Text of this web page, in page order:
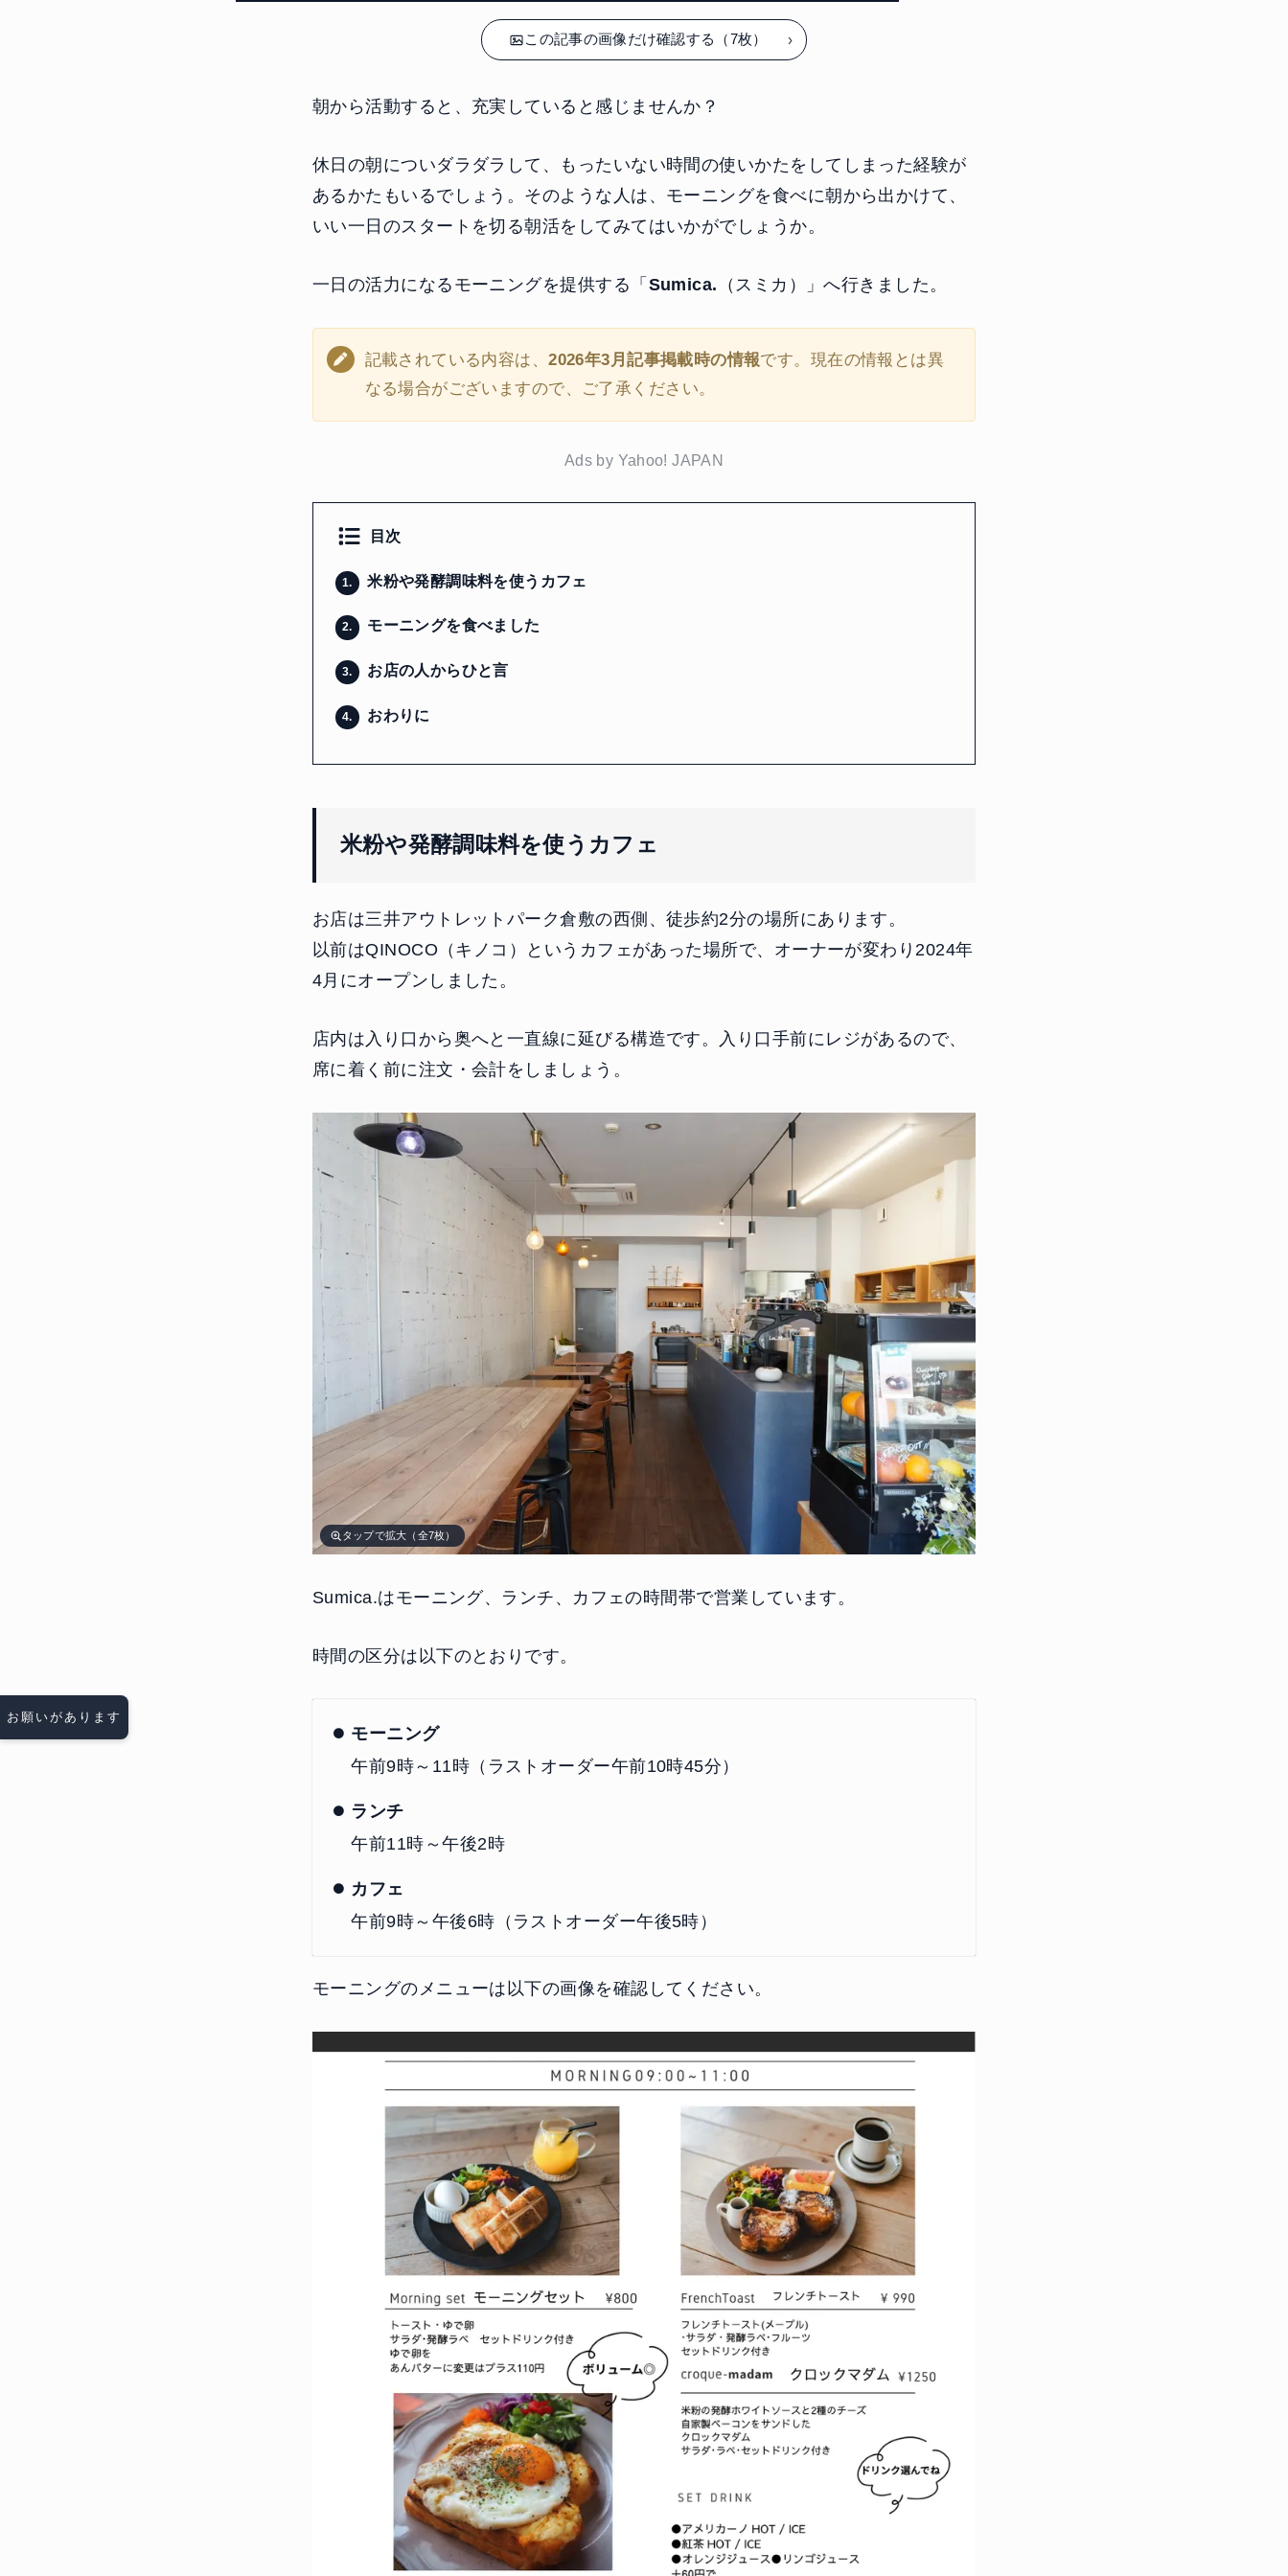
この記事の画像だけ確認する（7枚）
朝から活動すると、充実していると感じませんか？
休日の朝についダラダラして、もったいない時間の使いかたをしてしまった経験が
あるかたもいるでしょう。そのような人は、モーニングを食べに朝から出かけて、
いい一日のスタートを切る朝活をしてみてはいかがでしょうか。
一日の活力になるモーニングを提供する「 Sumica. （スミカ）」へ行きました。
記載されている内容は、2026年3月記事掲載時の情報です。現在の情報とは異
なる場合がございますので、ご了承ください。
Ads by Yahoo! JAPAN
目次
1. 米粉や発酵調味料を使うカフェ
2. モーニングを食べました
3. お店の人からひと言
4. おわりに
米粉や発酵調味料を使うカフェ
お店は三井アウトレットパーク倉敷の西側、徒歩約2分の場所にあります。
以前はQINOCO（キノコ）というカフェがあった場所で、オーナーが変わり2024年
4月にオープンしました。
店内は入り口から奥へと一直線に延びる構造です。入り口手前にレジがあるので、
席に着く前に注文・会計をしましょう。
タップで拡大（全7枚）
Sumica.はモーニング、ランチ、カフェの時間帯で営業しています。
時間の区分は以下のとおりです。
モーニング
午前9時～11時（ラストオーダー午前10時45分）
ランチ
午前11時～午後2時
カフェ
午前9時～午後6時（ラストオーダー午後5時）
モーニングのメニューは以下の画像を確認してください。
お願いがあります